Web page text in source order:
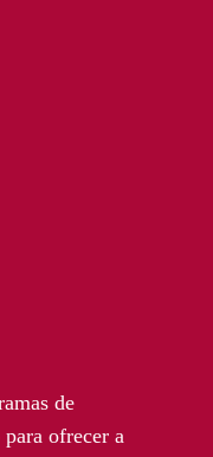
de
ofrecer a